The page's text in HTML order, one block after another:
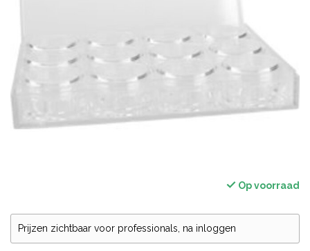
Op voorraad
Prijzen zichtbaar voor professionals, na inloggen